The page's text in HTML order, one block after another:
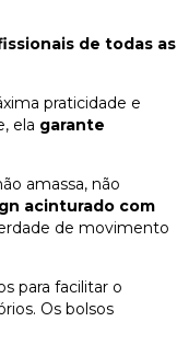
de todas as
praticidade e
ela garante
amassa, não
acinturado com
de movimento
para facilitar o
Os bolsos